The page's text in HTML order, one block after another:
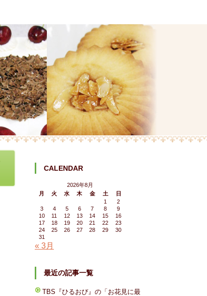
CALENDAR
2026年8月
月
火 水 木 金 土
日
1
2
3
4 5 6 7 8
9
10
11 12 13 14 15
16
17
18 19 20 21 22
23
24
25 26 27 28 29
30
31
« 3月
最近の記事一覧
TBS『ひるおび』の「お花見に最